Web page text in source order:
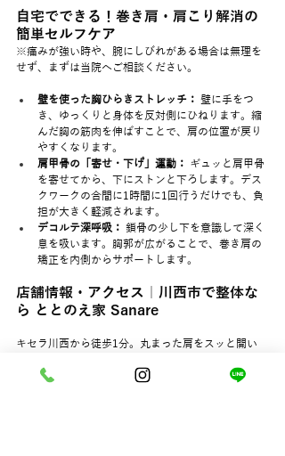
自宅でできる！巻き肩・肩こり解消の
簡単セルフケア
※痛みが強い時や、腕にしびれがある場合は無理を
せず、まずは当院へご相談ください。
壁を使った胸ひらきストレッチ： 壁に手をつ
き、ゆっくりと身体を反対側にひねります。縮
んだ胸の筋肉を伸ばすことで、肩の位置が戻り
やすくなります。
肩甲骨の「寄せ・下げ」運動： ギュッと肩甲骨
を寄せてから、下にストンと下ろします。デス
クワークの合間に1時間に1回行うだけでも、負
担が大きく軽減されます。
デコルテ深呼吸： 鎖骨の少し下を意識して深く
息を吸います。胸郭が広がることで、巻き肩の
矯正を内側からサポートします。
店舗情報・アクセス｜川西市で整体な
ら ととのえ家 Sanare
キセラ川西から徒歩1分。丸まった肩をスッと開い
店名：
ととのえ家 Sanare（サナーレ）